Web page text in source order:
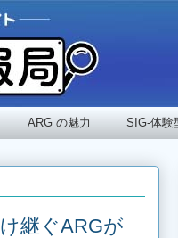
ARG の魅力 SIG-体験
継ぐARGが